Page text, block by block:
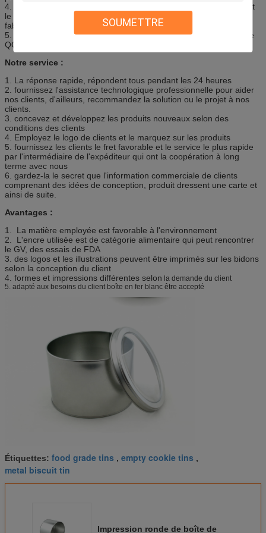
SOUMETTRE
4. Nous avons établi un système complet de contrôle de qualité et
le contrôle de qualité existent dans chaque processus de
fabrication.
5. Chaque boîte de bidon devrait passer toutes les procédures de
QC avant l'expédition au client.
Notre service :
1. La réponse rapide, répondent tous pendant les 24 heures
2. fournissez l'assistance technologique professionnelle pour aider
nos clients, d'ailleurs, recommandez la solution ou le projet à nos
clients.
3. concevez et développez les produits nouveaux selon des
conditions des clients
4. Employez le logo de clients et le marquez sur les produits
5. fournissez les clients le fret favorable et le service le plus rapide
par l'intermédiaire de l'expéditeur qui ont la coopération à long
terme avec nous
6. gardez-la le secret que l'information commerciale de clients
comprenant des idées de conception, produit dressent une carte et
ainsi de suite.
Avantages :
1. La matière employée est favorable à l'environnement
2. L'encre utilisée est de catégorie alimentaire qui peut rencontrer
le GV, des essais de FDA
3. des logos et les illustrations peuvent être imprimés sur les bidons
selon la conception du client
4. formes et impressions différentes selon la demande du client
5. adapté aux besoins du client boîte en fer blanc être accepté
Étiquettes: food grade tins , empty cookie tins ,
metal biscuit tin
Impression ronde de boîte de